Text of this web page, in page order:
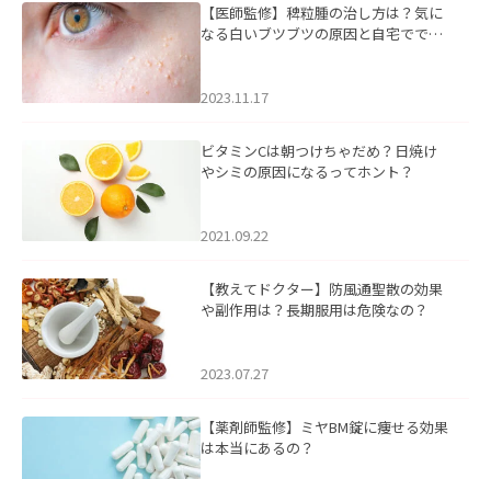
【医師監修】稗粒腫の治し方は？気に
なる白いブツブツの原因と自宅ででき
2023.11.17
ビタミンCは朝つけちゃだめ？日焼け
やシミの原因になるってホント？
2021.09.22
【教えてドクター】防風通聖散の効果
や副作用は？長期服用は危険なの？
2023.07.27
【薬剤師監修】ミヤBM錠に痩せる効果
は本当にあるの？